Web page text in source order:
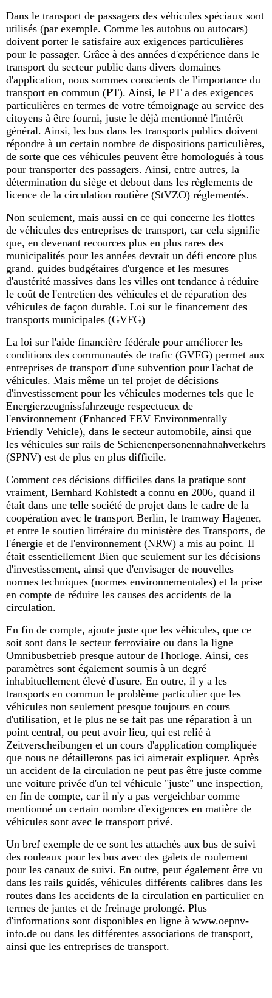
Dans le transport de passagers des véhicules spéciaux sont
utilisés (par exemple. Comme les autobus ou autocars)
doivent porter le satisfaire aux exigences particulières
pour le passager. Grâce à des années d'expérience dans le
transport du secteur public dans divers domaines
d'application, nous sommes conscients de l'importance du
transport en commun (PT). Ainsi, le PT a des exigences
particulières en termes de votre témoignage au service des
citoyens à être fourni, juste le déjà mentionné l'intérêt
général. Ainsi, les bus dans les transports publics doivent
répondre à un certain nombre de dispositions particulières,
de sorte que ces véhicules peuvent être homologués à tous
pour transporter des passagers. Ainsi, entre autres, la
détermination du siège et debout dans les règlements de
licence de la circulation routière (StVZO) réglementés.
Non seulement, mais aussi en ce qui concerne les flottes
de véhicules des entreprises de transport, car cela signifie
que, en devenant recources plus en plus rares des
municipalités pour les années devrait un défi encore plus
grand. guides budgétaires d'urgence et les mesures
d'austérité massives dans les villes ont tendance à réduire
le coût de l'entretien des véhicules et de réparation des
véhicules de façon durable. Loi sur le financement des
transports municipales (GVFG)
La loi sur l'aide financière fédérale pour améliorer les
conditions des communautés de trafic (GVFG) permet aux
entreprises de transport d'une subvention pour l'achat de
véhicules. Mais même un tel projet de décisions
d'investissement pour les véhicules modernes tels que le
Energierzeugnissfahrzeuge respectueux de
l'environnement (Enhanced EEV Environmentally
Friendly Vehicle), dans le secteur automobile, ainsi que
les véhicules sur rails de Schienenpersonennahnahverkehrs
(SPNV) est de plus en plus difficile.
Comment ces décisions difficiles dans la pratique sont
vraiment, Bernhard Kohlstedt a connu en 2006, quand il
était dans une telle société de projet dans le cadre de la
coopération avec le transport Berlin, le tramway Hagener,
et entre le soutien littéraire du ministère des Transports, de
l'énergie et de l'environnement (NRW) a mis au point. Il
était essentiellement Bien que seulement sur les décisions
d'investissement, ainsi que d'envisager de nouvelles
normes techniques (normes environnementales) et la prise
en compte de réduire les causes des accidents de la
circulation.
En fin de compte, ajoute juste que les véhicules, que ce
soit sont dans le secteur ferroviaire ou dans la ligne
Omnibusbetrieb presque autour de l'horloge. Ainsi, ces
paramètres sont également soumis à un degré
inhabituellement élevé d'usure. En outre, il y a les
transports en commun le problème particulier que les
véhicules non seulement presque toujours en cours
d'utilisation, et le plus ne se fait pas une réparation à un
point central, ou peut avoir lieu, qui est relié à
Zeitverscheibungen et un cours d'application compliquée
que nous ne détaillerons pas ici aimerait expliquer. Après
un accident de la circulation ne peut pas être juste comme
une voiture privée d'un tel véhicule "juste" une inspection,
en fin de compte, car il n'y a pas vergeichbar comme
mentionné un certain nombre d'exigences en matière de
véhicules sont avec le transport privé.
Un bref exemple de ce sont les attachés aux bus de suivi
des rouleaux pour les bus avec des galets de roulement
pour les canaux de suivi. En outre, peut également être vu
dans les rails guidés, véhicules différents calibres dans les
routes dans les accidents de la circulation en particulier en
termes de jantes et de freinage prolongé. Plus
d'informations sont disponibles en ligne à www.oepnv-
info.de ou dans les différentes associations de transport,
ainsi que les entreprises de transport.